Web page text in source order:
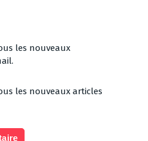
les nouveaux
les nouveaux articles